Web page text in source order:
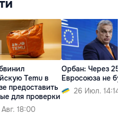
Temu в
предоставить
для проверки
18:00
Орбан: Через 25
Евросоюза не
26 Июл. 14:14